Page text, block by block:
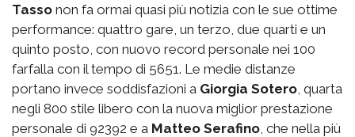
Tasso non fa ormai quasi più notizia con le sue ottime
performance: quattro gare, un terzo, due quarti e un
quinto posto, con nuovo record personale nei 100
farfalla con il tempo di 5651. Le medie distanze
portano invece soddisfazioni a Giorgia Sotero , quarta
negli 800 stile libero con la nuova miglior prestazione
personale di 92392 e a Matteo Serafino , che nella più